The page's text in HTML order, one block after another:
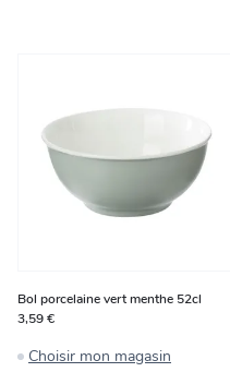
Bol porcelaine vert menthe 52cl
3,59 €
Choisir mon magasin